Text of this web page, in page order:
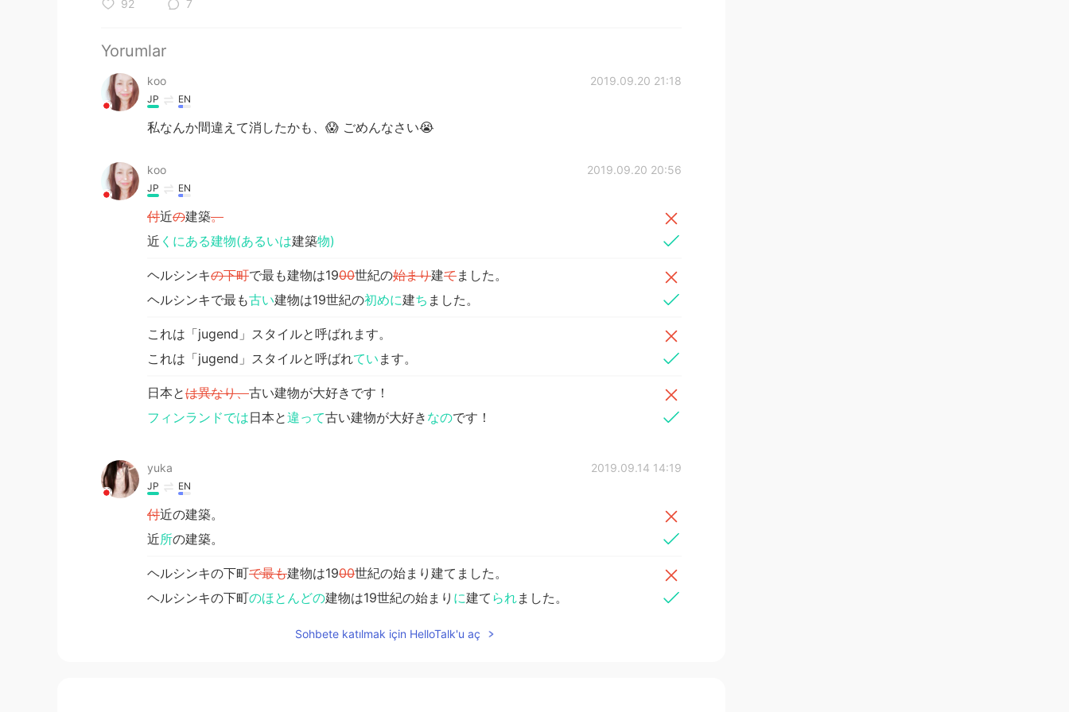
92 7
Yorumlar
koo 2019.09.20 21:18
JP EN
私なんか間違えて消したかも、😱 ごめんなさい😭
koo 2019.09.20 20:56
JP EN
付近の建築。
近 くにある建物(あるいは建築物)
ヘルシンキの下町で最も建物は1900世紀の始まり建てました。
ヘルシンキで最も古い建物は19世紀の初めに建ち ました。
これは「jugend」スタイルと呼ばれます。
これは「jugend」スタイルと呼ばれてい ます。
日本とは異なり、古い建物が大好きです！
フィンランドでは日本と違って古い建物が大好き なのです！
yuka 2019.09.14 14:19
JP EN
付近の建築。
近所の建築。
ヘルシンキの下町で最も建物は1900世紀の始まり建てました。
ヘルシンキの下町のほとんどの建物は19世紀の始まり に建て られました。
建物は城のように見えます。Sohbete katılmak için HelloTalk'u aç